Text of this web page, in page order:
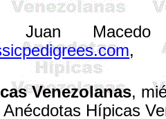
Macedo
,
Venezolanas,
Anécdotas Hípicas